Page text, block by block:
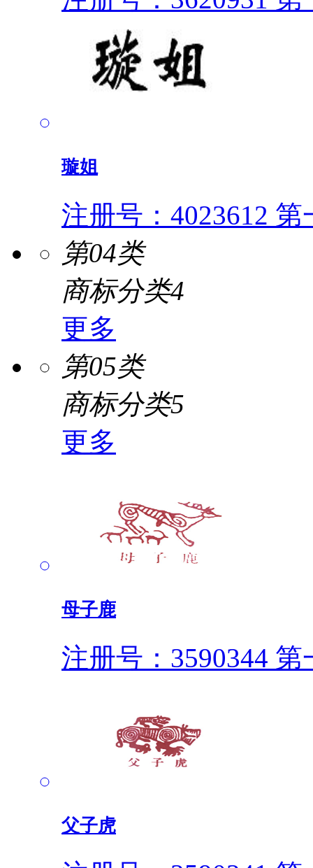
璇姐
注册号：4023612 第
第04类
商标分类4
更多
第05类
商标分类5
更多
母子鹿
注册号：3590344 第
父子虎